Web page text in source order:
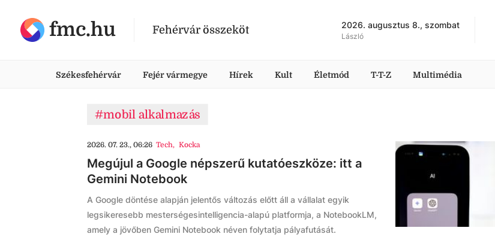
fmc.hu Fehérvár összeköt 2026. augusztus 8., szombat
László
Székesfehérvár Fejér vármegye Hírek Kult Életmód T-T-Z Multimédia
#mobil alkalmazás
2026. 07. 23., 06:26 Tech, Kocka
Megújul a Google népszerű kutatóeszköze: itt a
Gemini Notebook
A Google döntése alapján jelentős változás előtt áll a vállalat egyik
legsikeresebb mesterségesintelligencia-alapú platformja, a NotebookLM,
amely a jövőben Gemini Notebook néven folytatja pályafutását.